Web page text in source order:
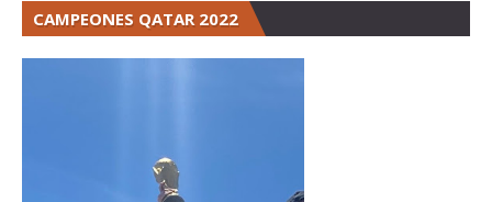
CAMPEONES QATAR 2022